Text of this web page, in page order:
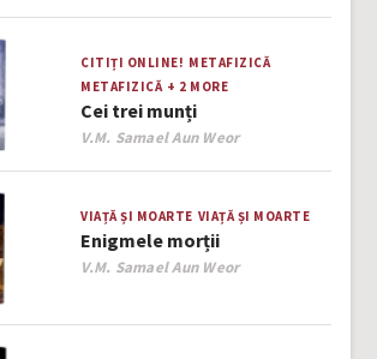
CITIȚI ONLINE! METAFIZICĂ
METAFIZICĂ + 2 MORE
Cei trei munți
Author
V.M. Samael Aun Weor
VIAȚĂ ȘI MOARTE VIAȚĂ ȘI MOARTE
Enigmele morții
Author
V.M. Samael Aun Weor